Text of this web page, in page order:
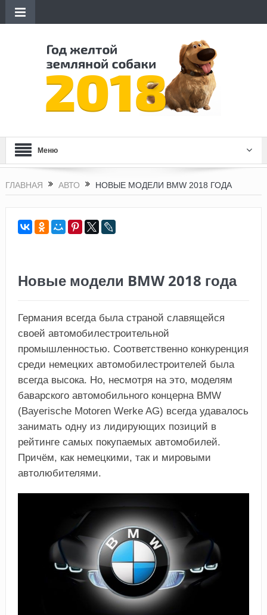
Меню
ГЛАВНАЯ АВТО НОВЫЕ МОДЕЛИ BMW 2018 ГОДА
Новые модели BMW 2018 года
Германия всегда была страной славящейся
своей автомобилестроительной
промышленностью. Соответственно конкуренция
среди немецких автомобилестроителей была
всегда высока. Но, несмотря на это, моделям
баварского автомобильного концерна BMW
(Bayerische Motoren Werke AG) всегда удавалось
занимать одну из лидирующих позиций в
рейтинге самых покупаемых автомобилей.
Причём, как немецкими, так и мировыми
автолюбителями.